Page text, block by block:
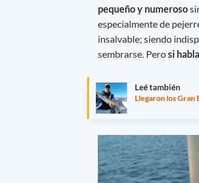
pequeño y numeroso
especialmente de
insalvable; siendo
sembrarse. Perosi
Leé también
Llegaron los Gran